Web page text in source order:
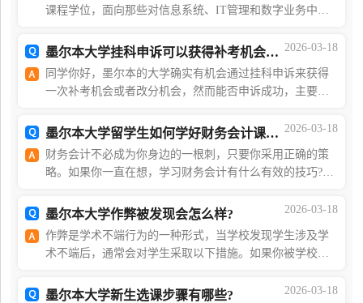
课程学位，面向那些对信息系统、IT管理和数字业务中的
和信息系统支持、管理和改变业务流程的专业人员。2026-03-18
墨尔本大学挂科申诉可以获得补考机会吗?
同学你好，墨尔本的大学确实有机会通过挂科申诉来获得
一次补考机会或者改分机会，然而能否申诉成功，主要取
Deadline前完成申诉。本文将为你介绍挂科申诉的一般流
2026-03-18
墨尔本大学留学生如何学好财务会计课程?
财务会计不必成为你身边的一根刺，只要你采用正确的策
略。如果你一直在想，学习财务会计有什么有效的技巧?那
性，使其不仅易于理解，而且真正引人入胜。除了该指
2026-03-18
墨尔本大学作弊被发现会怎么样?
作弊是学术不端行为的一种形式，当学校发现学生涉及学
术不端后，通常会对学生采取以下措施。如果你被学校怀
大学政策相关信息的话，那么您可以点击蓝字，联系2026-03-18
墨尔本大学新生选课步骤有哪些?